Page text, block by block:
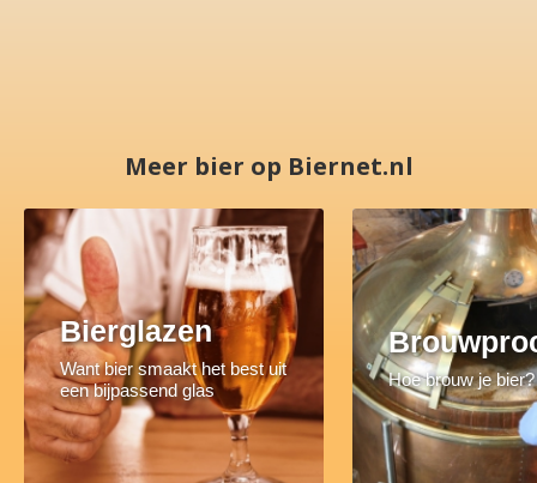
Meer bier op Biernet.nl
Bierglazen
Want bier smaakt het best uit
een bijpassend glas
Hoe brouw je bier?